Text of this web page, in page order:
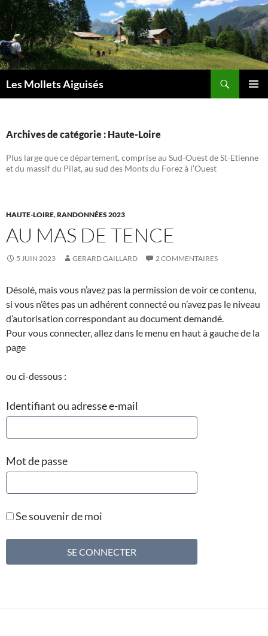
Aller
au
contenu
Les Mollets Aiguisés
Archives de catégorie : Haute-Loire
Plus large que ce département, comprise au Sud-Ouest de St-Etienne
et du massif du Pilat, au sud des Monts du Forez à l’Ouest
HAUTE-LOIRE,RANDONNÉES 2023
AU MAS DE TENCE
5 JUIN 2023 GERARD GAILLARD 2 COMMENTAIRES
Désolé, mais vous n’avez pas la permission de voir ce contenu,
si vous n’êtes pas un adhérent connecté ou n’avez pas le niveau
d’autorisation correspondant au document demandé.
Pour vous connecter, allez dans le menu en haut à gauche de la
page
ou ci-dessous :
Identifiant ou adresse e-mail
Mot de passe
Se souvenir de moi